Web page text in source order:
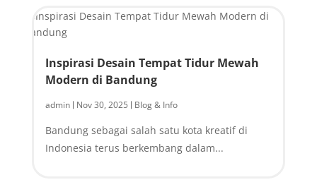
Inspirasi Desain Tempat Tidur Mewah
Modern di Bandung
admin | Nov 30, 2025 | Blog & Info
Bandung sebagai salah satu kota kreatif di
Indonesia terus berkembang dalam...